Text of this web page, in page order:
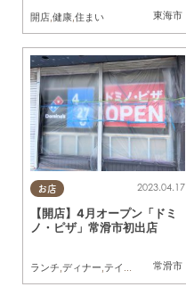
東海市
開店 健康 住まい
お店
常滑市
2023.04.17
【開店】4月オープン「ドミ
ノ・ピザ」常滑市初出店
ランチ ディナー テイクアウト ,開店